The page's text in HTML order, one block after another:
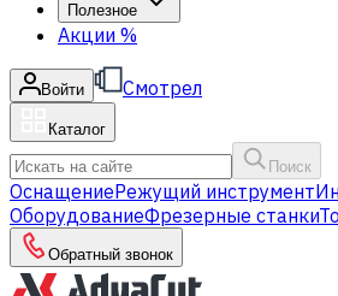
Полезное
Акции %
Войти Смотрел
Каталог
Поиск
ОснащениеРежущий инструмент
ОборудованиеФрезерные станки
Обратный звонок